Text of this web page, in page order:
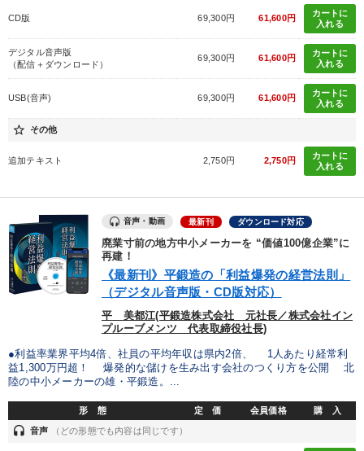
CD版 69,300円 61,600円
カートに
入れる
デジタル音声版
（配信＋ダウンロード）
69,300円 61,600円
カートに
入れる
USB(音声) 69,300円 61,600円
カートに
入れる
star_border その他
追加テキスト 2,750円 2,750円
カートに
入れる
音声・動画 最新刊 ダウンロード対応
廃業寸前の地方中小メーカーを “価値100億企業”に
再建！
《最新刊》平鍛造の「利益爆発の経営法則」
（デジタル音声版・CD版対応）
平 美都江(平鍛造株式会社 元社長／株式会社イン
プルーブメンツ 代表取締役社長)
●利益率業界平均4倍、社員の平均年収は県内2倍、 1人あたり経常利
益1,300万円超！ 爆発的な儲けを生み出す会社のつくり方を公開 北
陸の中小メーカーの雄・平鍛造。...
形 態 定 価 会員価格 購 入
headset 音声 （どの形態でも内容は同じです）